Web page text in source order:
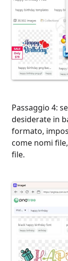
Passaggio 4:
desiderate in
formato,
come nomi
file.